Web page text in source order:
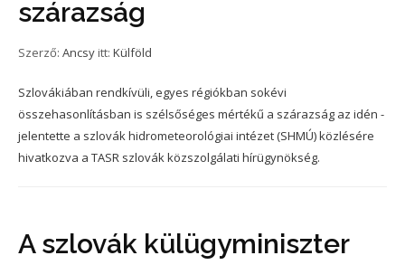
szárazság
Szerző: Ancsy itt: Külföld
Szlovákiában rendkívüli, egyes régiókban sokévi
összehasonlításban is szélsőséges mértékű a szárazság az idén -
jelentette a szlovák hidrometeorológiai intézet (SHMÚ) közlésére
hivatkozva a TASR szlovák közszolgálati hírügynökség.
A szlovák külügyminiszter